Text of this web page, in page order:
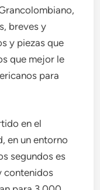
breves y
y piezas que
que mejor le
para
en el
en un entorno
segundos es
contenidos